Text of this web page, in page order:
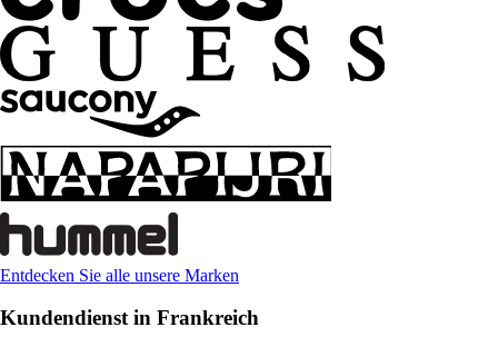
Entdecken Sie alle unsere Marken
Kundendienst in Frankreich